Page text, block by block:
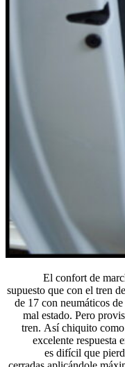
El confort de
supuesto que con el tren
de 17 con neumáticos
mal estado. Pero
tren. Así chiquito
excelente respuesta
es difícil que